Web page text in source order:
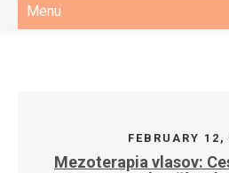
Menu
FEBRUARY 12,
Mezoterapia vlasov: